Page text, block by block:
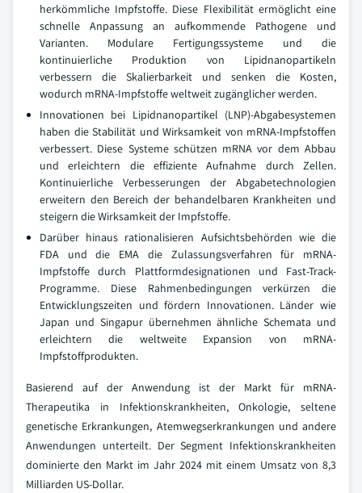
herkömmliche Impfstoffe. Diese Flexibilität ermöglicht eine
schnelle Anpassung an aufkommende Pathogene und
Varianten. Modulare Fertigungssysteme und die
kontinuierliche Produktion von Lipidnanopartikeln
verbessern die Skalierbarkeit und senken die Kosten,
wodurch mRNA-Impfstoffe weltweit zugänglicher werden.
Innovationen bei Lipidnanopartikel (LNP)-Abgabesystemen
haben die Stabilität und Wirksamkeit von mRNA-Impfstoffen
verbessert. Diese Systeme schützen mRNA vor dem Abbau
und erleichtern die effiziente Aufnahme durch Zellen.
Kontinuierliche Verbesserungen der Abgabetechnologien
erweitern den Bereich der behandelbaren Krankheiten und
steigern die Wirksamkeit der Impfstoffe.
Darüber hinaus rationalisieren Aufsichtsbehörden wie die
FDA und die EMA die Zulassungsverfahren für mRNA-
Impfstoffe durch Plattformdesignationen und Fast-Track-
Programme. Diese Rahmenbedingungen verkürzen die
Entwicklungszeiten und fördern Innovationen. Länder wie
Japan und Singapur übernehmen ähnliche Schemata und
erleichtern die weltweite Expansion von mRNA-
Impfstoffprodukten.
Basierend auf der Anwendung ist der Markt für mRNA-
Therapeutika in Infektionskrankheiten, Onkologie, seltene
genetische Erkrankungen, Atemwegserkrankungen und andere
Anwendungen unterteilt. Der Segment Infektionskrankheiten
dominierte den Markt im Jahr 2024 mit einem Umsatz von 8,3
Milliarden US-Dollar.